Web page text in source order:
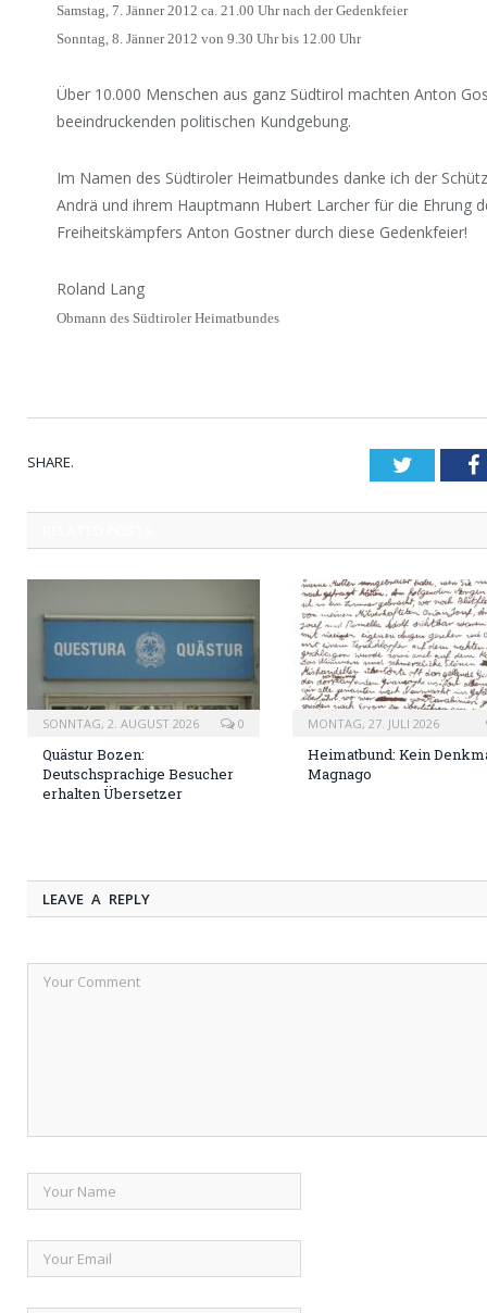
Samstag, 7. Jänner 2012 ca. 21.00 Uhr nach der Gedenkfeier
Sonntag, 8. Jänner 2012 von 9.30 Uhr bis 12.00 Uhr
Über 10.000 Menschen aus ganz Südtirol machten Anton
beeindruckenden politischen Kundgebung.
Im Namen des Südtiroler Heimatbundes danke ich der
Andrä und ihrem Hauptmann Hubert Larcher für die Ehrung
Freiheitskämpfers Anton Gostner durch diese Gedenkfeier!
Roland Lang
Obmann des Südtiroler Heimatbundes
SHARE. Twitter
SONNTAG, 2. AUGUST 2026 0
Quästur Bozen:
Deutschsprachige Besucher
erhalten Übersetzer
MONTAG, 27. JULI 2026
Heimatbund: Kein
Magnago
LEAVE A REPLY